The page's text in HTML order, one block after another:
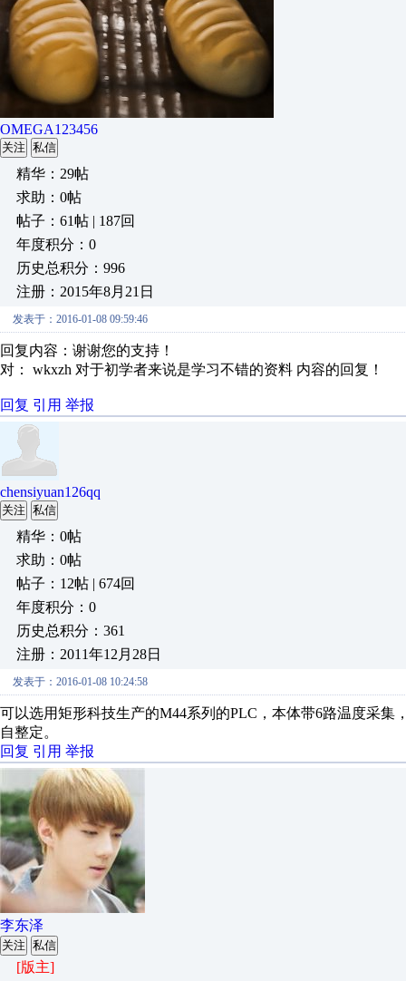
OMEGA123456
关注 私信
精华：29帖
求助：0帖
帖子：61帖 | 187回
年度积分：0
历史总积分：996
注册：2015年8月21日
发表于：2016-01-08 09:59:46
回复内容：谢谢您的支持！
对： wkxzh 对于初学者来说是学习不错的资料 内容的回复！
回复 引用 举报
chensiyuan126qq
关注 私信
精华：0帖
求助：0帖
帖子：12帖 | 674回
年度积分：0
历史总积分：361
注册：2011年12月28日
发表于：2016-01-08 10:24:58
可以选用矩形科技生产的M44系列的PLC，本体带6路温度采
自整定。
回复 引用 举报
李东泽
关注 私信
[版主]